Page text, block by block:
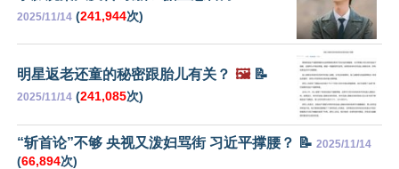
2025/11/14 (241,944次)
明星返老还童的秘密跟胎儿有关？ 🖼️📝
2025/11/14 (241,085次)
“斩首论”不够 央视又泼妇骂街 习近平撑腰？ 📝 2025/11/14
(66,894次)